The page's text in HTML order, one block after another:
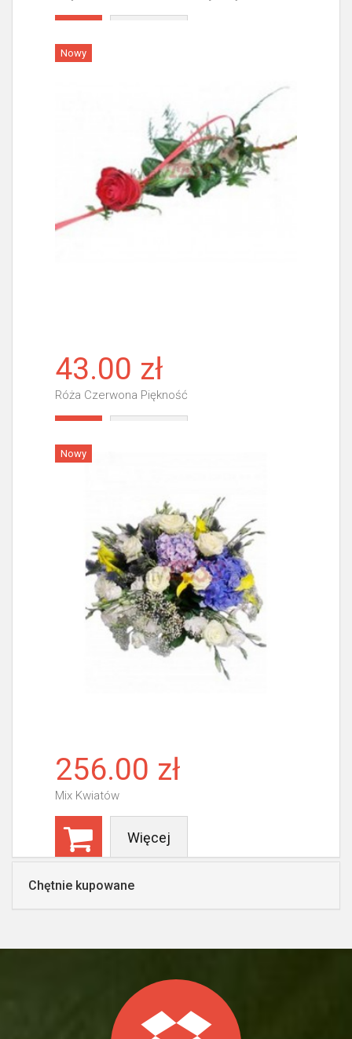
Nowy
43.00 zł
Róża Czerwona Piękność
Nowy
256.00 zł
Mix Kwiatów
Więcej
Chętnie kupowane